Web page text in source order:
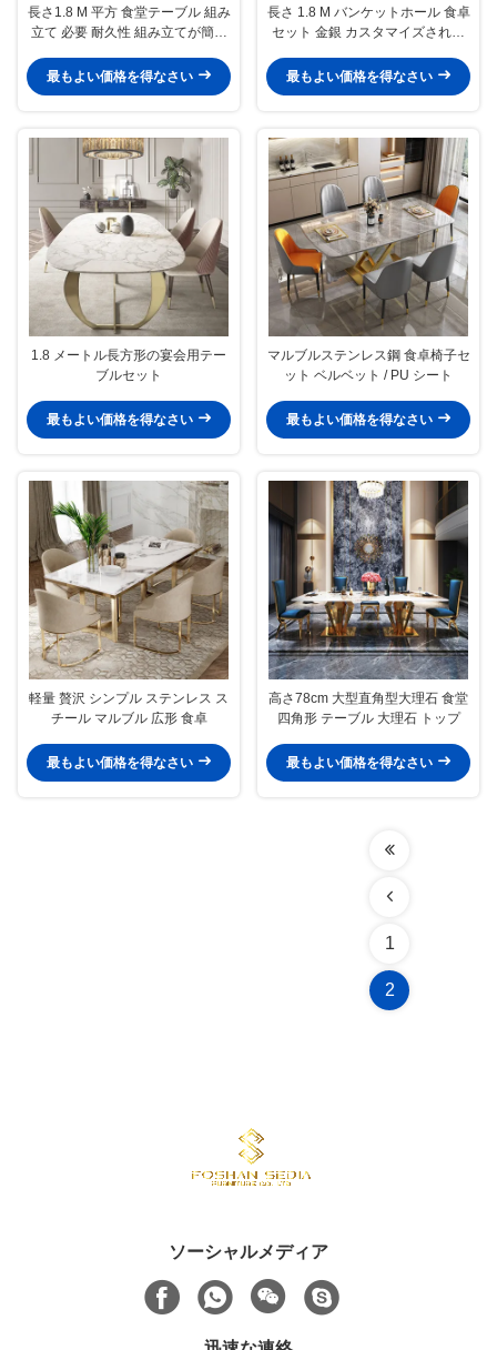
長さ1.8 M 平方 食堂テーブル 組み
立て 必要 耐久性 組み立てが簡単
を提供
最もよい価格を得なさい
長さ 1.8 M バンケットホール 食卓
セット 金銀 カスタマイズされた
まりに最適です
最もよい価格を得なさい
1.8 メートル長方形の宴会用テー
ブルセット
最もよい価格を得なさい
マルブルステンレス鋼 食卓椅子セ
ット ベルベット / PU シート
最もよい価格を得なさい
軽量 贅沢 シンプル ステンレス ス
チール マルブル 広形 食卓
最もよい価格を得なさい
高さ78cm 大型直角型大理石 食堂
四角形 テーブル 大理石 トップ
最もよい価格を得なさい
1
2
ソーシャルメディア